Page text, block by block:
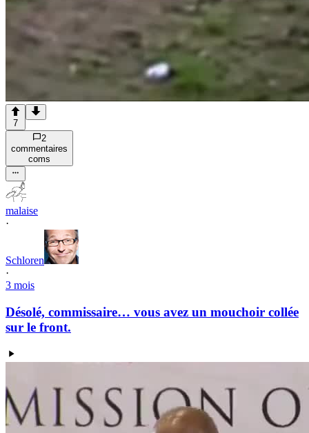
7
2
commentaires
coms
malaise
·
Schloren
·
3 mois
Désolé, commissaire… vous avez un mouchoir collée
sur le front.